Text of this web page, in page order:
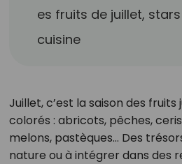
es fruits de juillet,
cuisine
Juillet, c’est la saison des fruits
colorés : abricots, pêches,
melons, pastèques… Des
nature ou à intégrer dans des